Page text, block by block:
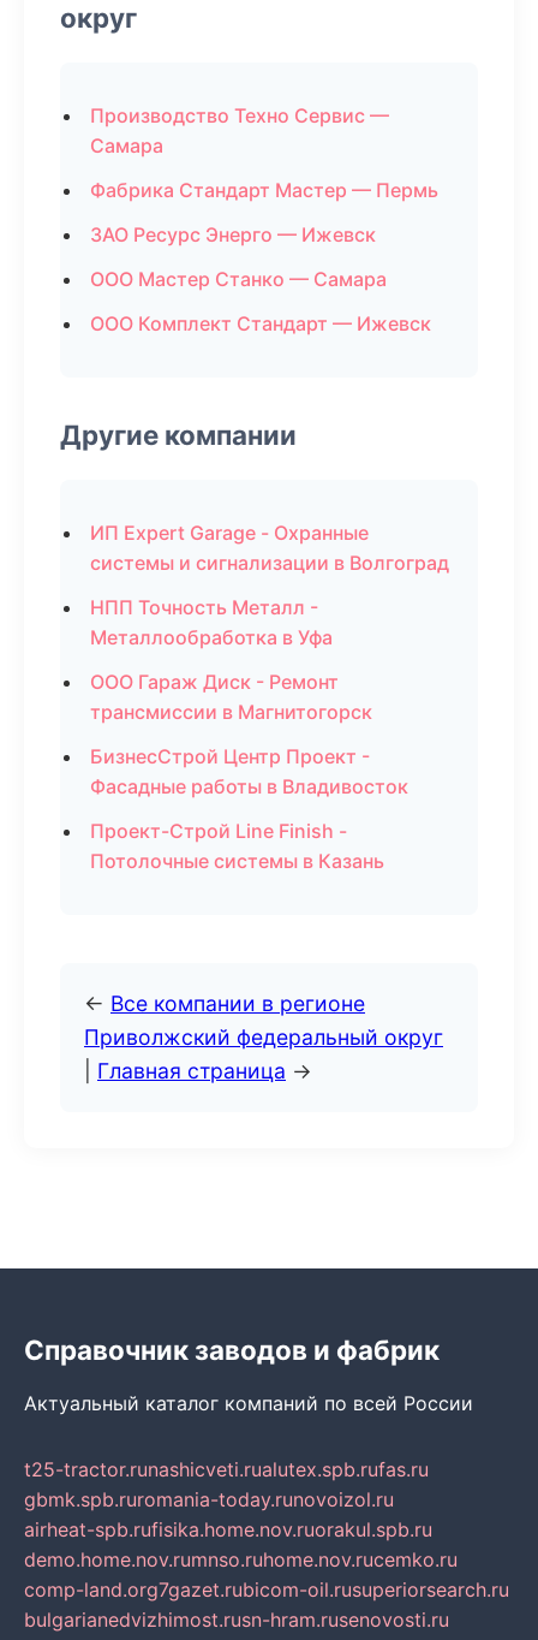
округ
Производство Техно Сервис —
Самара
Фабрика Стандарт Мастер — Пермь
ЗАО Ресурс Энерго — Ижевск
ООО Мастер Станко — Самара
ООО Комплект Стандарт — Ижевск
Другие компании
ИП Expert Garage - Охранные
системы и сигнализации в Волгоград
НПП Точность Металл -
Металлообработка в Уфа
ООО Гараж Диск - Ремонт
трансмиссии в Магнитогорск
БизнесСтрой Центр Проект -
Фасадные работы в Владивосток
Проект-Строй Line Finish -
Потолочные системы в Казань
← Все компании в регионе
Приволжский федеральный округ
Главная страница →
Справочник заводов и фабрик
Актуальный каталог компаний по всей России
t25-tractor.runashicveti.rualutex.spb.rufas.ru
gbmk.spb.ruromania-today.runovoizol.ru
airheat-spb.rufisika.home.nov.ruorakul.spb.ru
demo.home.nov.rumnso.ruhome.nov.rucemko.ru
comp-land.org7gazet.rubicom-oil.rusuperiorsearch.ru
bulgarianedvizhimost.rusn-hram.rusenovosti.ru